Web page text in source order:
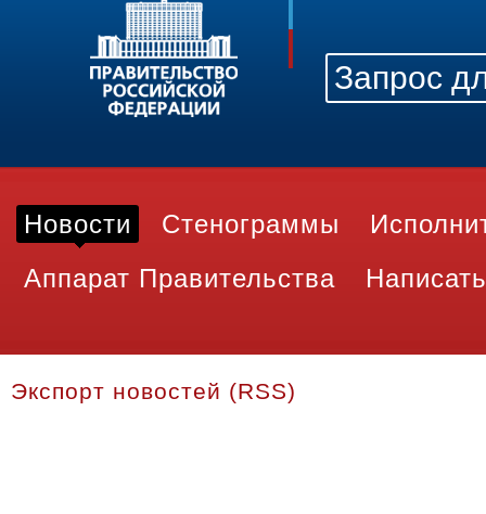
Новости Стенограммы
Аппарат Правительства
Экспорт новостей (RSS)